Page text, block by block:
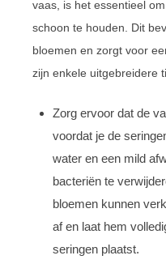
vaas, is het essentieel
schoon te houden. Dit
bloemen en zorgt voor
zijn enkele uitgebreidere
Zorg ervoor dat de
voordat je de
water en een mild
bacteriën te
bloemen kunnen
af en laat hem
seringen plaatst.